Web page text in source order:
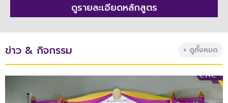
ดูรายละเอียดหลักสูตร
ข่าว & กิจกรรม + ดูทั้งหมด